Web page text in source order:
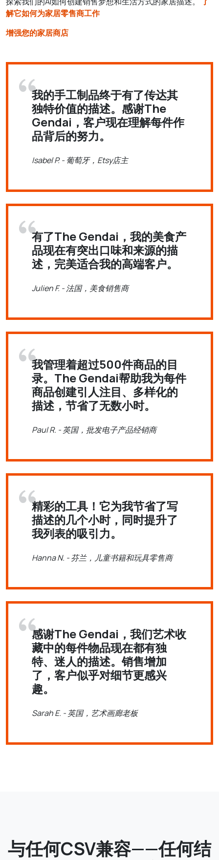
解它如何为家居零售商工作
增强您的家居商店
我的手工制品终于有了传达其
独特价值的描述。感谢The
Gendai，客户现在理解每件作
品背后的努力。
Isabel P. - 葡萄牙，Etsy店主
有了The Gendai，我的美食产
品现在有突出口味和来源的描
述，完美适合我的高端客户。
Julien F. - 法国，美食销售商
我管理着超过500件商品的目
录。The Gendai帮助我为每件
商品创建引人注目、多样化的
描述，节省了无数小时。
Paul R. - 英国，批发电子产品经销商
精彩的工具！它为我节省了写
描述的几个小时，同时提升了
我列表的吸引力。
Hanna N. - 芬兰，儿童书籍和玩具零售商
感谢The Gendai，我们艺术收
藏中的每件物品现在都有独
特、迷人的描述。销售增加
了，客户似乎对细节更感兴
趣。
Sarah E. - 英国，艺术画廊老板
与任何CSV兼容——任何结